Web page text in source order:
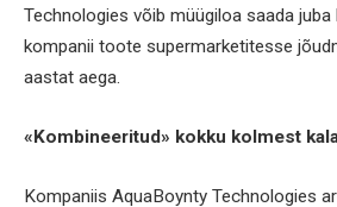
Technologies võib müügiloa saada juba
kompanii toote supermarketitesse
aastat aega.
«Kombineeritud» kokku kolmest
Kompaniis AquaBoynty Technologies